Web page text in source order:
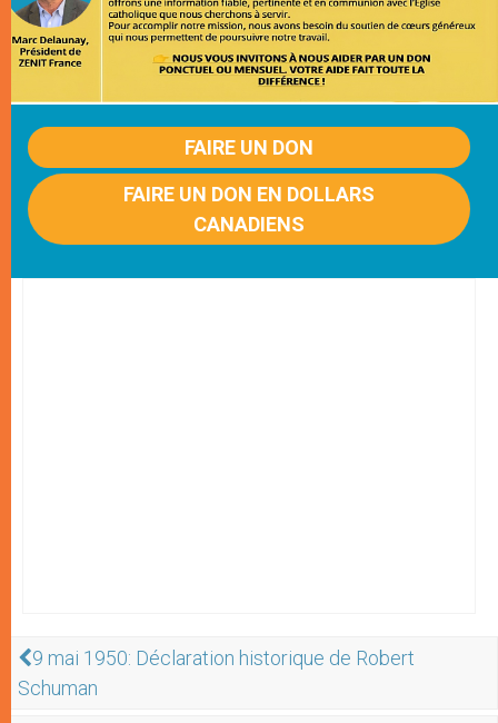
FAIRE UN DON
FAIRE UN DON EN DOLLARS
CANADIENS
9 mai 1950: Déclaration historique de Robert
Schuman